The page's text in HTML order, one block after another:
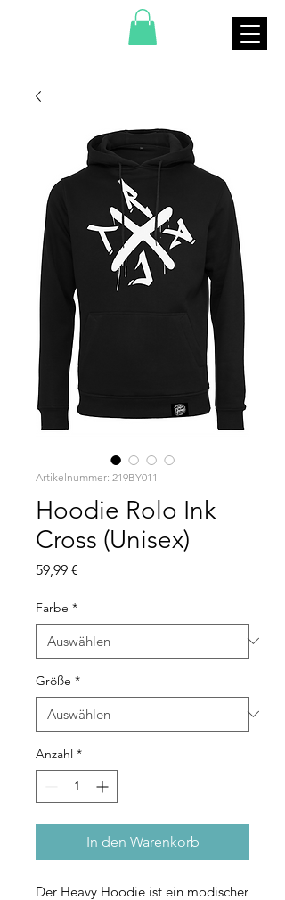
Artikelnummer: 219BY011
Hoodie Rolo Ink
Cross (Unisex)
59,99 €
Farbe *
Größe *
Anzahl *
In den Warenkorb
Der Heavy Hoodie ist ein modischer